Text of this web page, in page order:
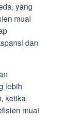
yang
muai
dan
lebih
ketika
muai